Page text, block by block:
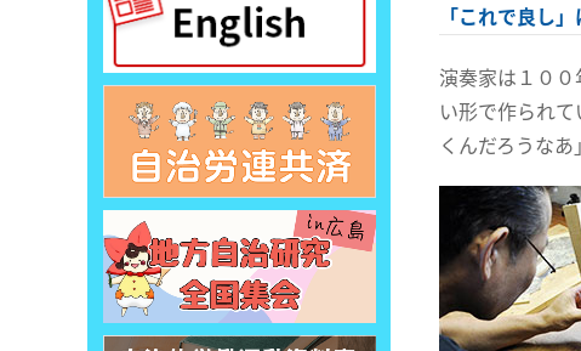
「これで良し
演奏家は１０
い形で作られ
くんだろうな